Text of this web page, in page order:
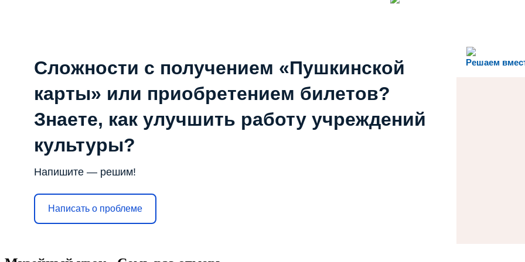
Решаем
Сложности с получением «Пушкинской
карты» или приобретением билетов?
Знаете, как улучшить работу учреждений
культуры?
Напишите — решим!
Написать о проблеме